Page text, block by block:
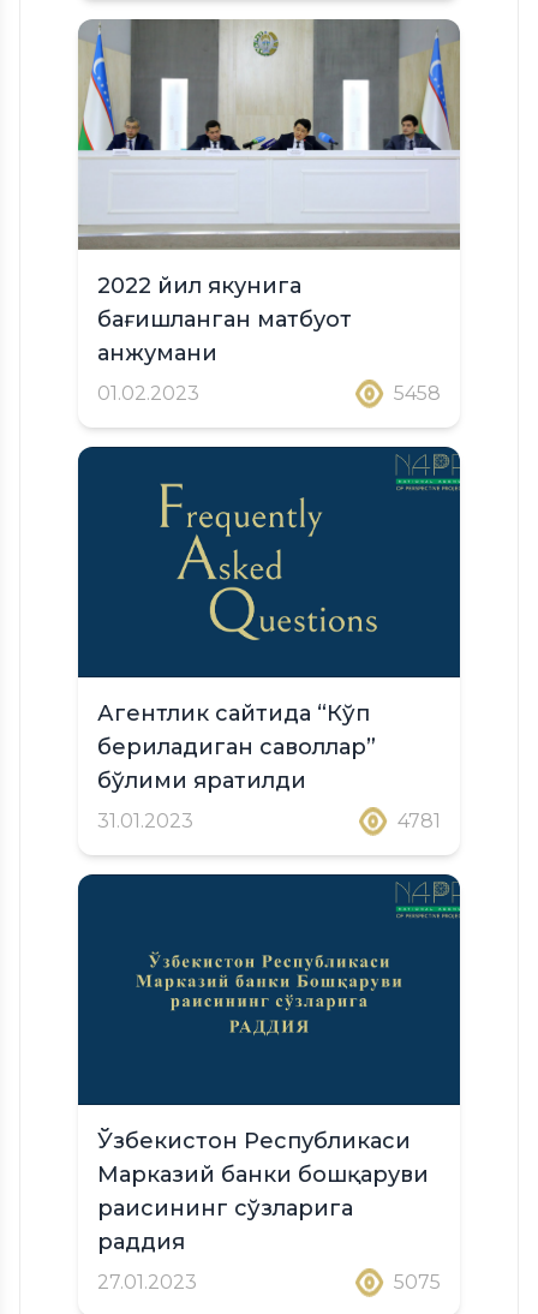
2022 йил якунига
бағишланган матбуот
анжумани
01.02.2023 5458
Агентлик сайтида “Кўп
бериладиган саволлар”
бўлими яратилди
31.01.2023 4781
Ўзбекистон Республикаси
Марказий банки бошқаруви
раисининг сўзларига
раддия
27.01.2023 5075